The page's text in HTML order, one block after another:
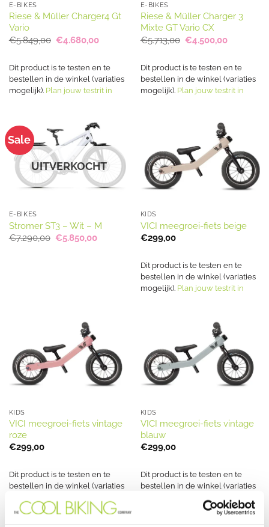
E-BIKES
Riese & Müller Charger4 Gt
Vario
€5.849,00 Oorspronkelijke
prijs
€5.849,00.
€4.680,00Huidige
€4.680,00.
Dit product is te testen en te
bestellen in de winkel (variaties
mogelijk). Plan jouw testrit in
E-BIKES
Riese & Müller Charger 3
Mixte GT Vario CX
€5.713,00 Oorspronkelijke
prijs
€5.713,00.
€4.500,00Huidige
Dit product is te testen en te
bestellen in de winkel (variaties
mogelijk). Plan jouw testrit in
Sale
UITVERKOCHT
E-BIKES
Stromer ST3 – Wit – M
€7.290,00 Oorspronkelijke
prijs
€5.850,00Huidige
KIDS
VICI meegroei-fiets beige
€299,00
Dit product is te testen en te
bestellen in de winkel (variaties
mogelijk). Plan jouw testrit in
KIDS
VICI meegroei-fiets vintage
roze
€299,00
Dit product is te testen en te
bestellen in de winkel (variaties
KIDS
VICI meegroei-fiets vintage
blauw
€299,00
Dit product is te testen en te
bestellen in de winkel (variaties
Plan jouw testrit in